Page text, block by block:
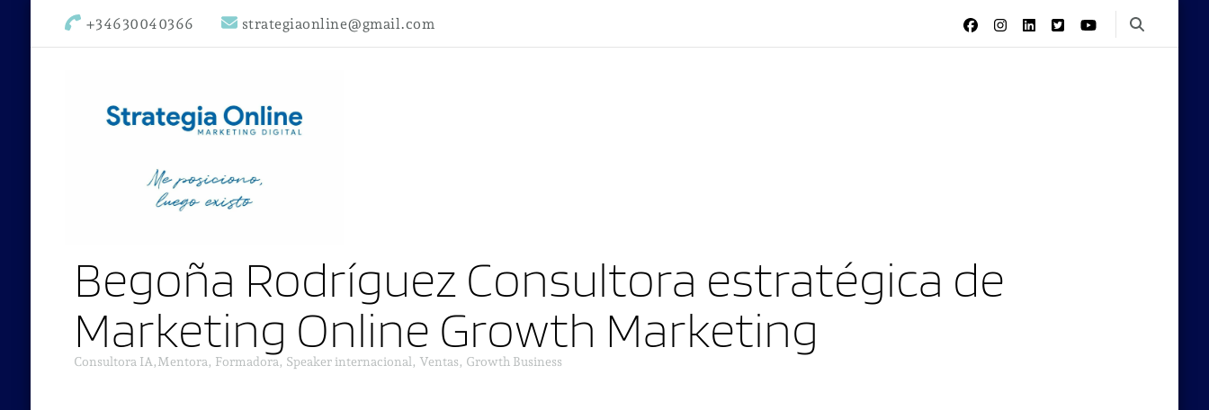
+34630040366 strategiaonline@gmail.com
Begoña Rodríguez Consultora estratégica de
Marketing Online Growth Marketing
Consultora IA,Mentora, Formadora, Speaker internacional, Ventas, Growth Business